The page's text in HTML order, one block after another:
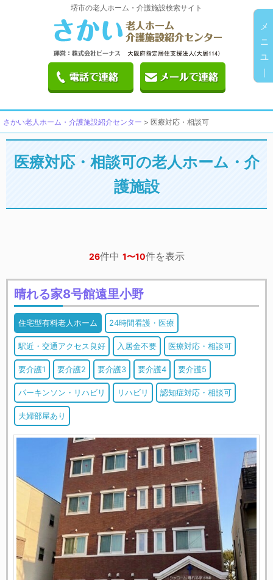
堺市の老人ホーム・介護施設検索サイト
さかい老人ホーム・介護施設紹介センター > 医療対応・相談可
医療対応・相談可の老人ホーム・介
護施設
26件中 1〜10件を表示
晴れる家8号館遠里小野
住宅型有料老人ホーム 24時間看護・医療
駅近・交通アクセス良好 入居金不要 医療対応・相談可
要介護1 要介護2 要介護3 要介護4 要介護5
パーキンソン・リハビリ リハビリ 認知症対応・相談可
夫婦部屋あり
メ
ニ
ユ
｜